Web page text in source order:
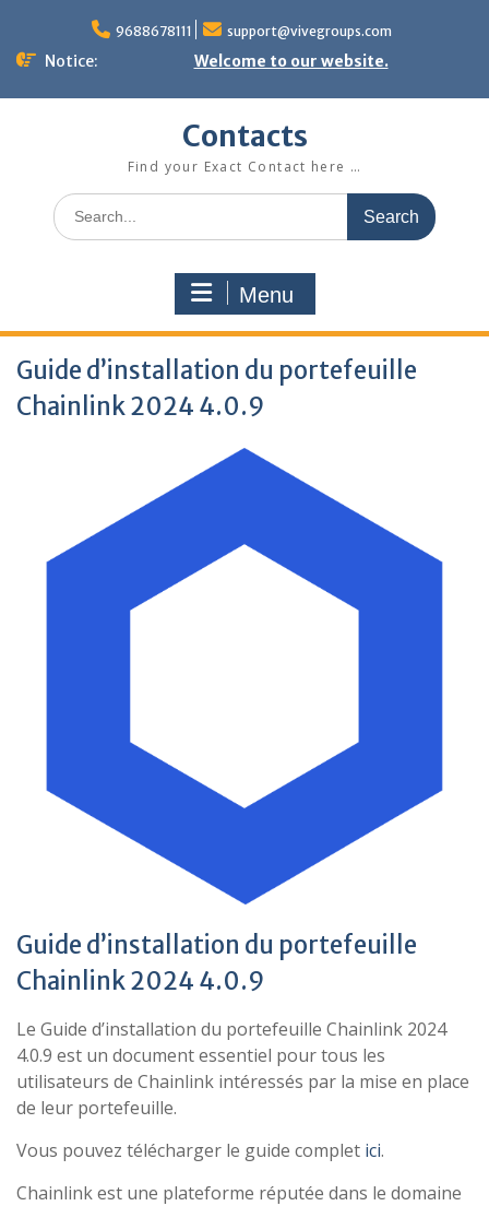
content
9688678111 support@vivegroups.com
Notice: Welcome to our website.
Contacts
Find your Exact Contact here …
Search
for:
Menu
Guide d’installation du portefeuille
Chainlink 2024 4.0.9
Guide d’installation du portefeuille
Chainlink 2024 4.0.9
Le Guide d’installation du portefeuille Chainlink 2024
4.0.9 est un document essentiel pour tous les
utilisateurs de Chainlink intéressés par la mise en place
de leur portefeuille.
Vous pouvez télécharger le guide complet ici.
Chainlink est une plateforme réputée dans le domaine